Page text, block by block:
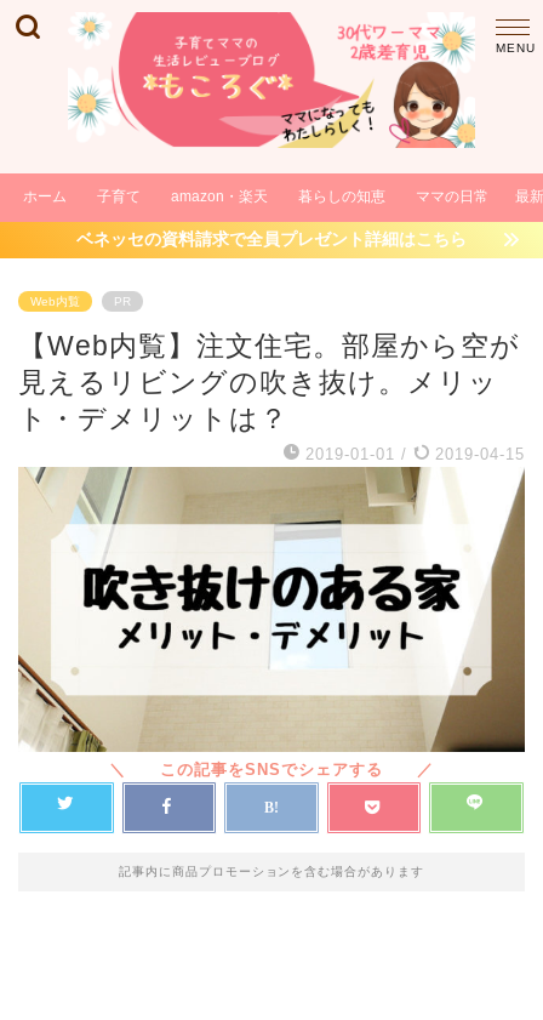
ホーム 子育て amazon・楽天 暮らしの知恵 ママの日常 最
ベネッセの資料請求で全員プレゼント詳細はこちら
Web内覧 PR
【Web内覧】注文住宅。部屋から空が
見えるリビングの吹き抜け。メリッ
ト・デメリットは？
2019-01-01 / 2019-04-15
記事内に商品プロモーションを含む場合があります